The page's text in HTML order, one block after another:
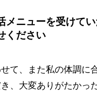
メニューを受けて
ください
て、また私の体調に
、大変ありがたかっ